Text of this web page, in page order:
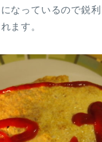
なっているので鋭
ます。